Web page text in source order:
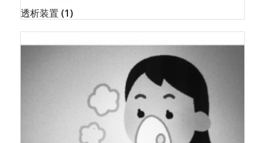
透析装置 (1)